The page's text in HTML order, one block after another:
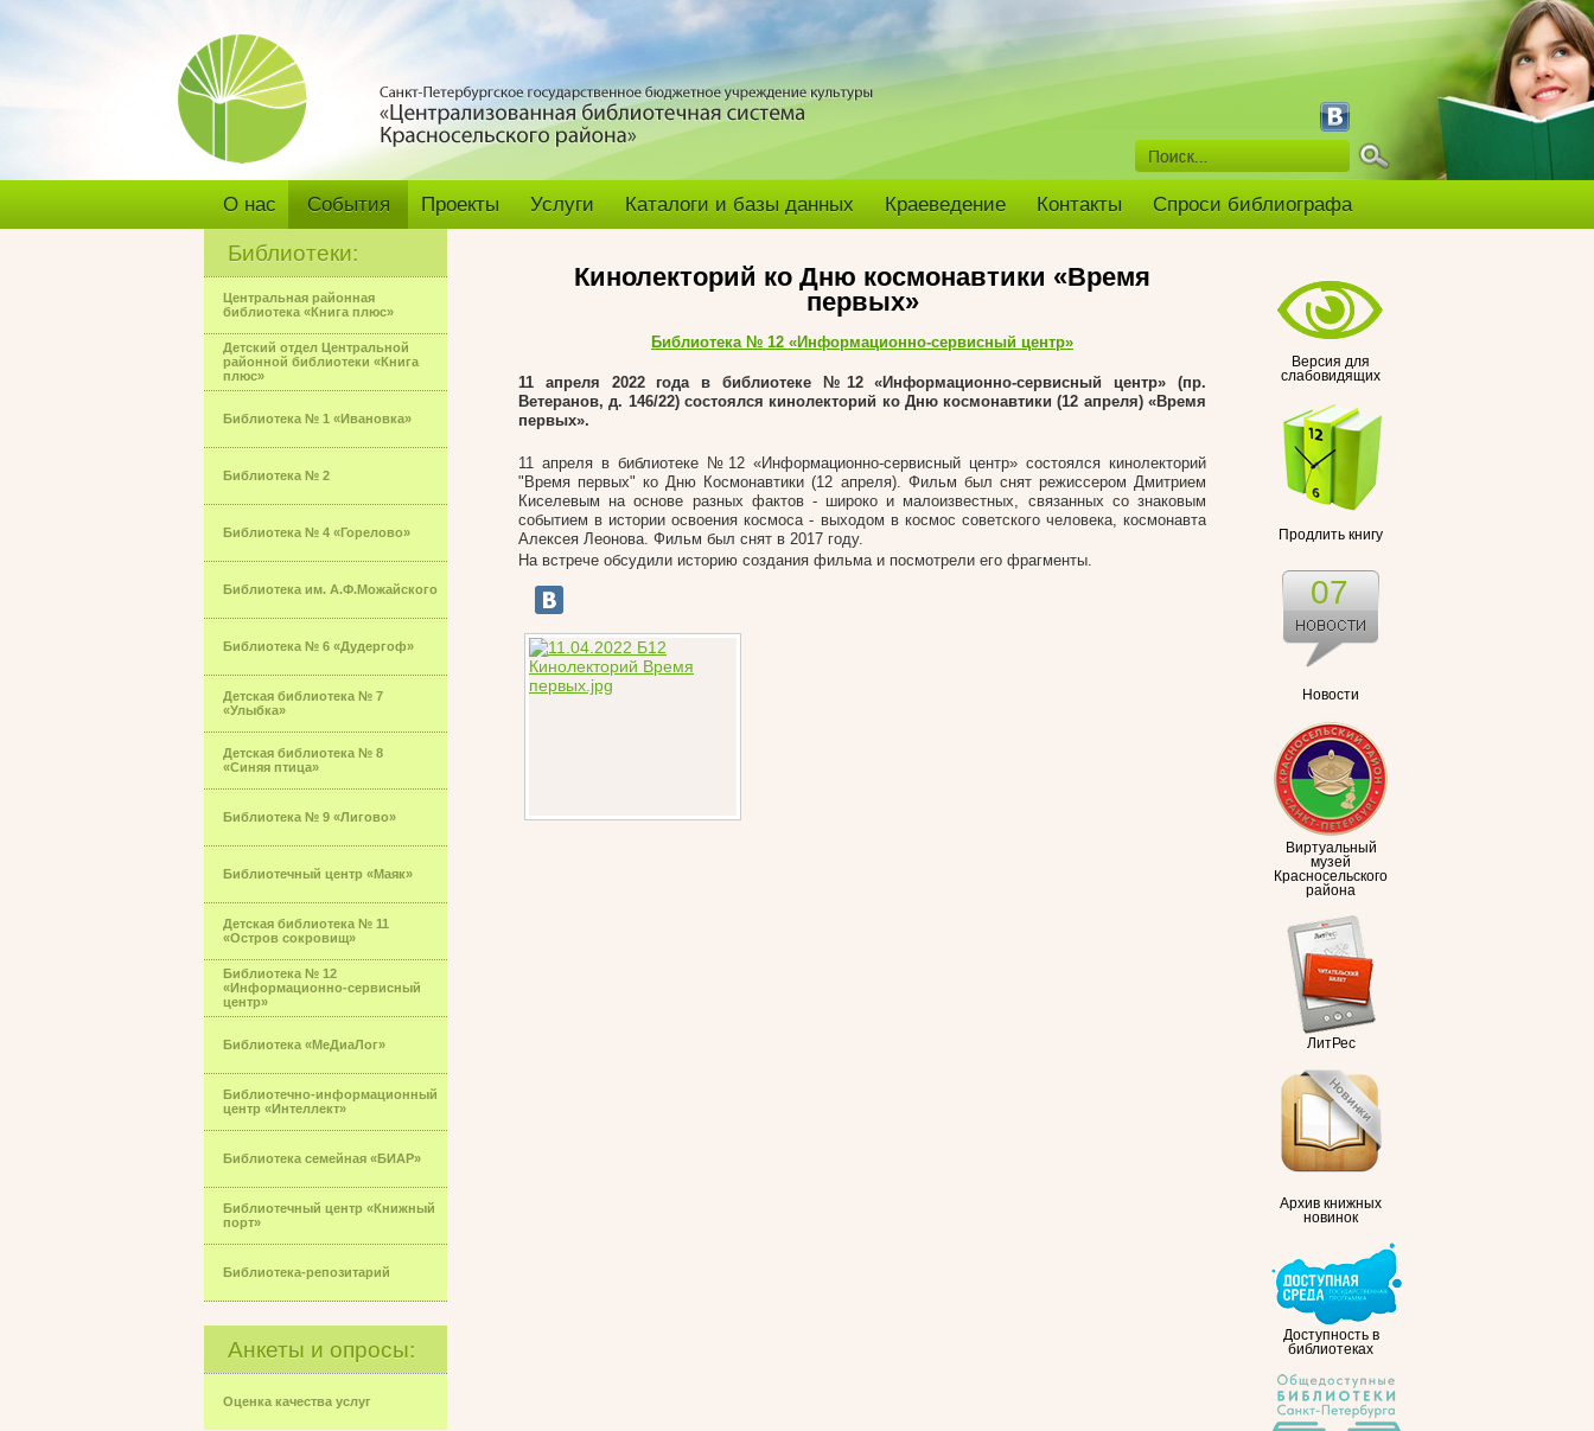
О нас События Проекты Услуги Каталоги и базы данных Краеведение Контакты Спроси библиографа
Библиотеки:
Центральная районная
библиотека «Книга плюс»
Детский отдел Центральной
районной библиотеки «Книга
плюс»
Библиотека № 1 «Ивановка»
Библиотека № 2
Библиотека № 4 «Горелово»
Библиотека им. А.Ф.Можайского
Библиотека № 6 «Дудергоф»
Детская библиотека № 7
«Улыбка»
Детская библиотека № 8
«Синяя птица»
Библиотека № 9 «Лигово»
Библиотечный центр «Маяк»
Детская библиотека № 11
«Остров сокровищ»
Библиотека № 12
«Информационно-сервисный
центр»
Библиотека «МеДиаЛог»
Библиотечно-информационный
центр «Интеллект»
Библиотека семейная «БИАР»
Библиотечный центр «Книжный
порт»
Библиотека-репозитарий
Анкеты и опросы:
Оценка качества услуг
Версия для
слабовидящих
Продлить книгу
Новости
07
Виртуальный
музей
Красносельского
района
ЛитРес
Архив книжных
новинок
Доступность в
библиотеках
Кинолекторий ко Дню космонавтики «Время
первых»
Библиотека № 12 «Информационно-сервисный центр»
11 апреля 2022 годав библиотеке №12 «Информационно-сервисный центр» (пр.
Ветеранов, д. 146/22) состоялся кинолекторий ко Дню космонавтики (12 апреля) «Время
первых».
11 апреля в библиотеке №12 «Информационно-сервисный центр» состоялся кинолекторий
"Время первых" ко Дню Космонавтики (12 апреля). Фильм был снят режиссером Дмитрием
Киселевым на основе разных фактов - широко и малоизвестных, связанных со знаковым
событием в истории освоения космоса - выходом в космос советского человека, космонавта
Алексея Леонова. Фильм был снят в 2017 году.
На встрече обсудили историю создания фильма и посмотрели его фрагменты.